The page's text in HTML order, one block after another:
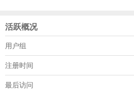
活跃概况
用户组
注册时间
最后访问